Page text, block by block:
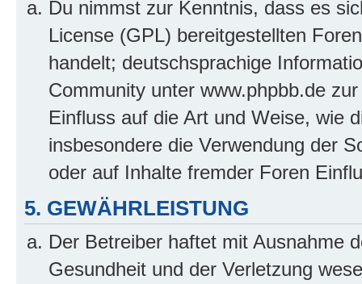
Du nimmst zur Kenntnis, dass es
License (GPL) bereitgestellten
handelt; deutschsprachige
Community unter www.phpbb.de
Einfluss auf die Art und Weise, wie
insbesondere die Verwendung der
oder auf Inhalte fremder Foren
5. GEWÄHRLEISTUNG
Der Betreiber haftet mit Ausnahme
Gesundheit und der Verletzung